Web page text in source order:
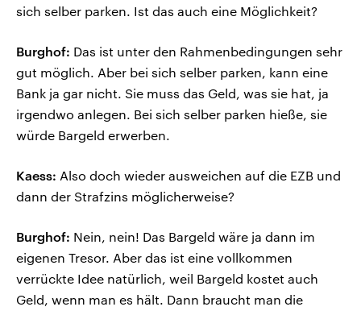
sich selber parken. Ist das auch eine Möglichkeit?
Burghof: Das ist unter den Rahmenbedingungen sehr
gut möglich. Aber bei sich selber parken, kann eine
Bank ja gar nicht. Sie muss das Geld, was sie hat, ja
irgendwo anlegen. Bei sich selber parken hieße, sie
würde Bargeld erwerben.
Kaess: Also doch wieder ausweichen auf die EZB und
dann der Strafzins möglicherweise?
Burghof: Nein, nein! Das Bargeld wäre ja dann im
eigenen Tresor. Aber das ist eine vollkommen
verrückte Idee natürlich, weil Bargeld kostet auch
Geld, wenn man es hält. Dann braucht man die